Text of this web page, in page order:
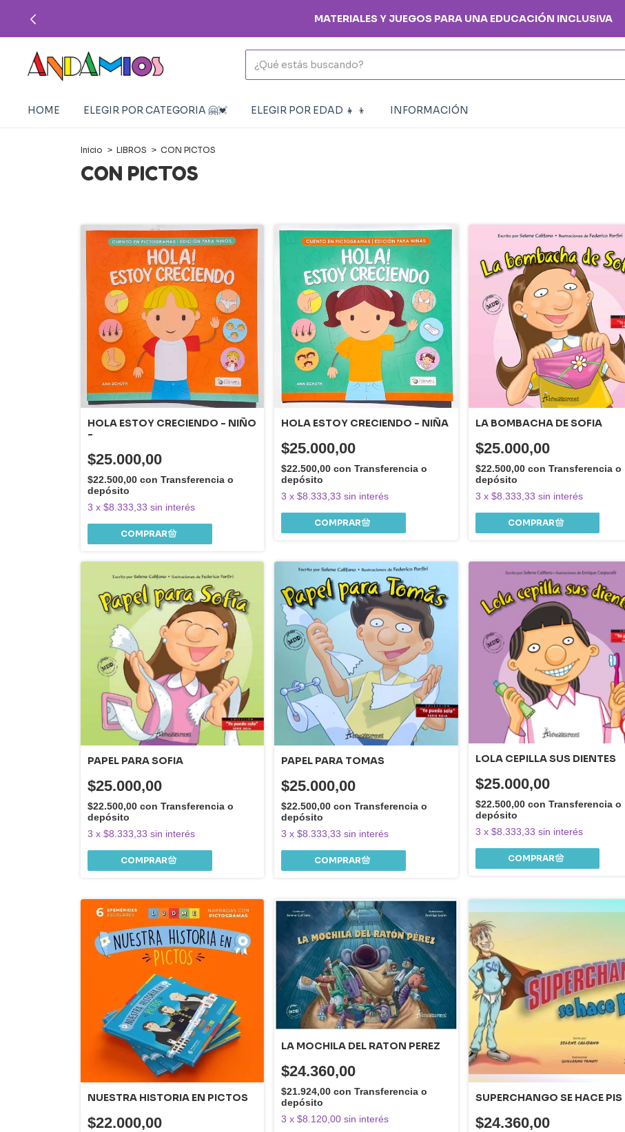
💳 3 CUOTAS SIN INTERÉS EN COMPRAS SUPERIORES A $100.000
HOME ELEGIR POR CATEGORIA 🤗💓 ELEGIR POR EDAD 👧 👦 INFORMACIÓN
Inicio > LIBROS > CON PICTOS
CON PICTOS
HOLA ESTOY CRECIENDO - NIÑO
-
$25.000,00
$22.500,00 con Transferencia o
depósito
3 x $8.333,33 sin interés
HOLA ESTOY CRECIENDO - NIÑA
$25.000,00
$22.500,00con Transferencia o
depósito
3 x$8.333,33 sin interés
LA BOMBACHA DE SOFIA
$25.000,00
$22.500,00 con Transferencia o
depósito
3 x $8.333,33 sin interés
PAPEL PARA SOFIA
$25.000,00
$22.500,00 con Transferencia o
depósito
3 x $8.333,33 sin interés
PAPEL PARA TOMAS
$25.000,00
$22.500,00con Transferencia o
depósito
3 x$8.333,33 sin interés
LOLA CEPILLA SUS DIENTES
$25.000,00
$22.500,00 con Transferencia o
depósito
3 x $8.333,33 sin interés
NUESTRA HISTORIA EN PICTOS
$22.000,00
LA MOCHILA DEL RATON PEREZ
$24.360,00
$21.924,00con Transferencia o
depósito
3 x$8.120,00 sin interés
SUPERCHANGO SE HACE PIS
$24.360,00